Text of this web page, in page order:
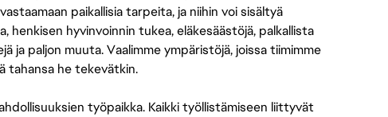
paikallisia tarpeita, ja niihin voi sisältyä
henkisen hyvinvoinnin tukea, eläkesäästöjä, palkallista
ja paljon muuta. Vaalimme ympäristöjä, joissa tiimimme
tahansa he tekevätkin.
työpaikka. Kaikki työllistämiseen liittyvät